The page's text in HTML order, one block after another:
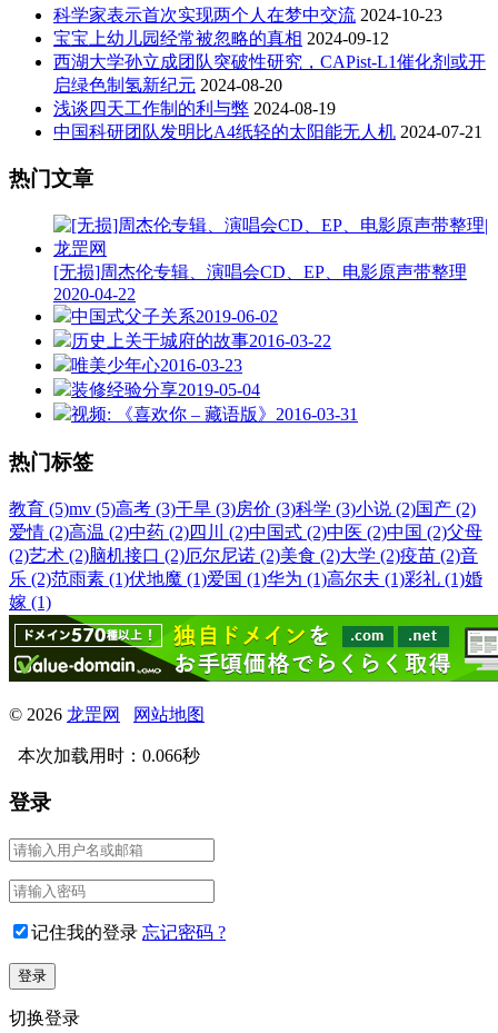
科学家表示首次实现两个人在梦中交流 2024-10-23
宝宝上幼儿园经常被忽略的真相 2024-09-12
西湖大学孙立成团队突破性研究，CAPist-L1催化剂或开
启绿色制氢新纪元 2024-08-20
浅谈四天工作制的利与弊 2024-08-19
中国科研团队发明比A4纸轻的太阳能无人机 2024-07-21
热门文章
[无损]周杰伦专辑、演唱会CD、EP、电影原声带整理
2020-04-22
中国式父子关系2019-06-02
历史上关于城府的故事2016-03-22
唯美少年心2016-03-23
装修经验分享2019-05-04
视频: 《喜欢你 – 藏语版》 2016-03-31
热门标签
教育 (5)mv (5)高考 (3)干旱 (3)房价 (3)科学 (3)小说 (2)国产 (2)
爱情 (2)高温 (2)中药 (2)四川 (2)中国式 (2)中医 (2)中国 (2)父母
(2)艺术 (2)脑机接口 (2)厄尔尼诺 (2)美食 (2)大学 (2)疫苗 (2)音
乐 (2)范雨素 (1)伏地魔 (1)爱国 (1)华为 (1)高尔夫 (1)彩礼 (1)婚
嫁 (1)
© 2026 龙罡网 网站地图
本次加载用时：0.066秒
登录
记住我的登录 忘记密码 ?
切换登录